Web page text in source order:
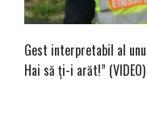
Gest interpretabil al
Hai să ți-i arăt!” (VIDEO)